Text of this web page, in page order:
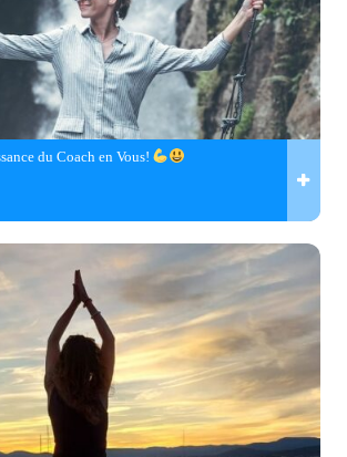
du Coach en Vous!